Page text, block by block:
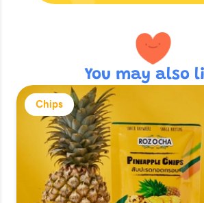
You may also
Chips